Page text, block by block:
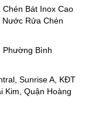
Bát Inox Cao
Rửa Chén
Phường Bình
Sunrise A, KĐT
Kim, Quận Hoàng